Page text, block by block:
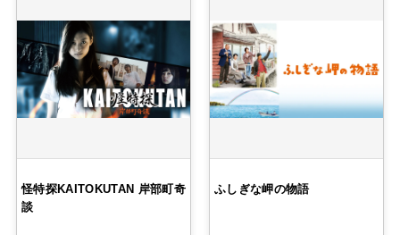
怪特探KAITOKUTAN 岸部町奇
談
ふしぎな岬の物語